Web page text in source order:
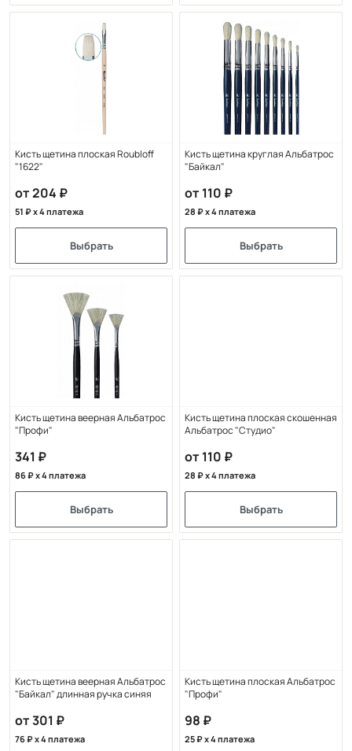
Кисть щетина плоская Roubloff
"1622"
от 204
51 x 4 платежа
Выбрать
Кисть щетина круглая Альбатрос
"Байкал"
от 110
28 x 4 платежа
Выбрать
Кисть щетина веерная Альбатрос
"Профи"
341
86 x 4 платежа
Выбрать
Кисть щетина плоская скошенная
Альбатрос "Студио"
от 110
28 x 4 платежа
Выбрать
Кисть щетина веерная Альбатрос
"Байкал" длинная ручка синяя
от 301
76 x 4 платежа
Кисть щетина плоская Альбатрос
"Профи"
98
25 x 4 платежа